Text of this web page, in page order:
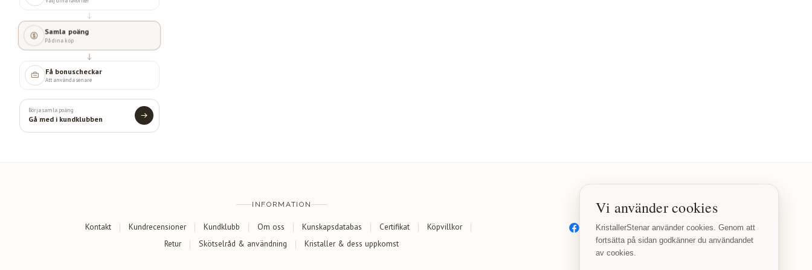
Samla poäng
På dina köp
Få bonuscheckar
Att använda senare
Börja samla poäng
Gå med i kundklubben
INFORMATION
Kontakt Kundrecensioner Kundklubb Om oss Kunskapsdatabas Certifikat
Köpvillkor
Retur
Skötselråd & användning Kristaller & dess uppkomst
SOCIALA MEDIER
Facebook Instagram
Vi använder cookies
KristallerStenar använder cookies. Genom att
fortsätta på sidan godkänner du användandet
av cookies.